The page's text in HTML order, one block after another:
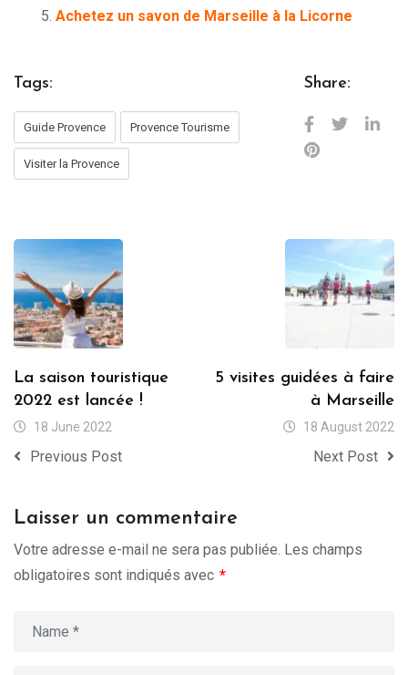
Achetez un savon de Marseille à la Licorne
Tags:
Guide Provence Provence Tourisme
Visiter la Provence
Share:
La saison touristique
2022 est lancée !
18 June 2022
Previous Post
5 visites guidées à faire
à Marseille
18 August 2022
Next Post
Laisser un commentaire
Votre adresse e-mail ne sera pas publiée. Les champs
obligatoires sont indiqués avec *